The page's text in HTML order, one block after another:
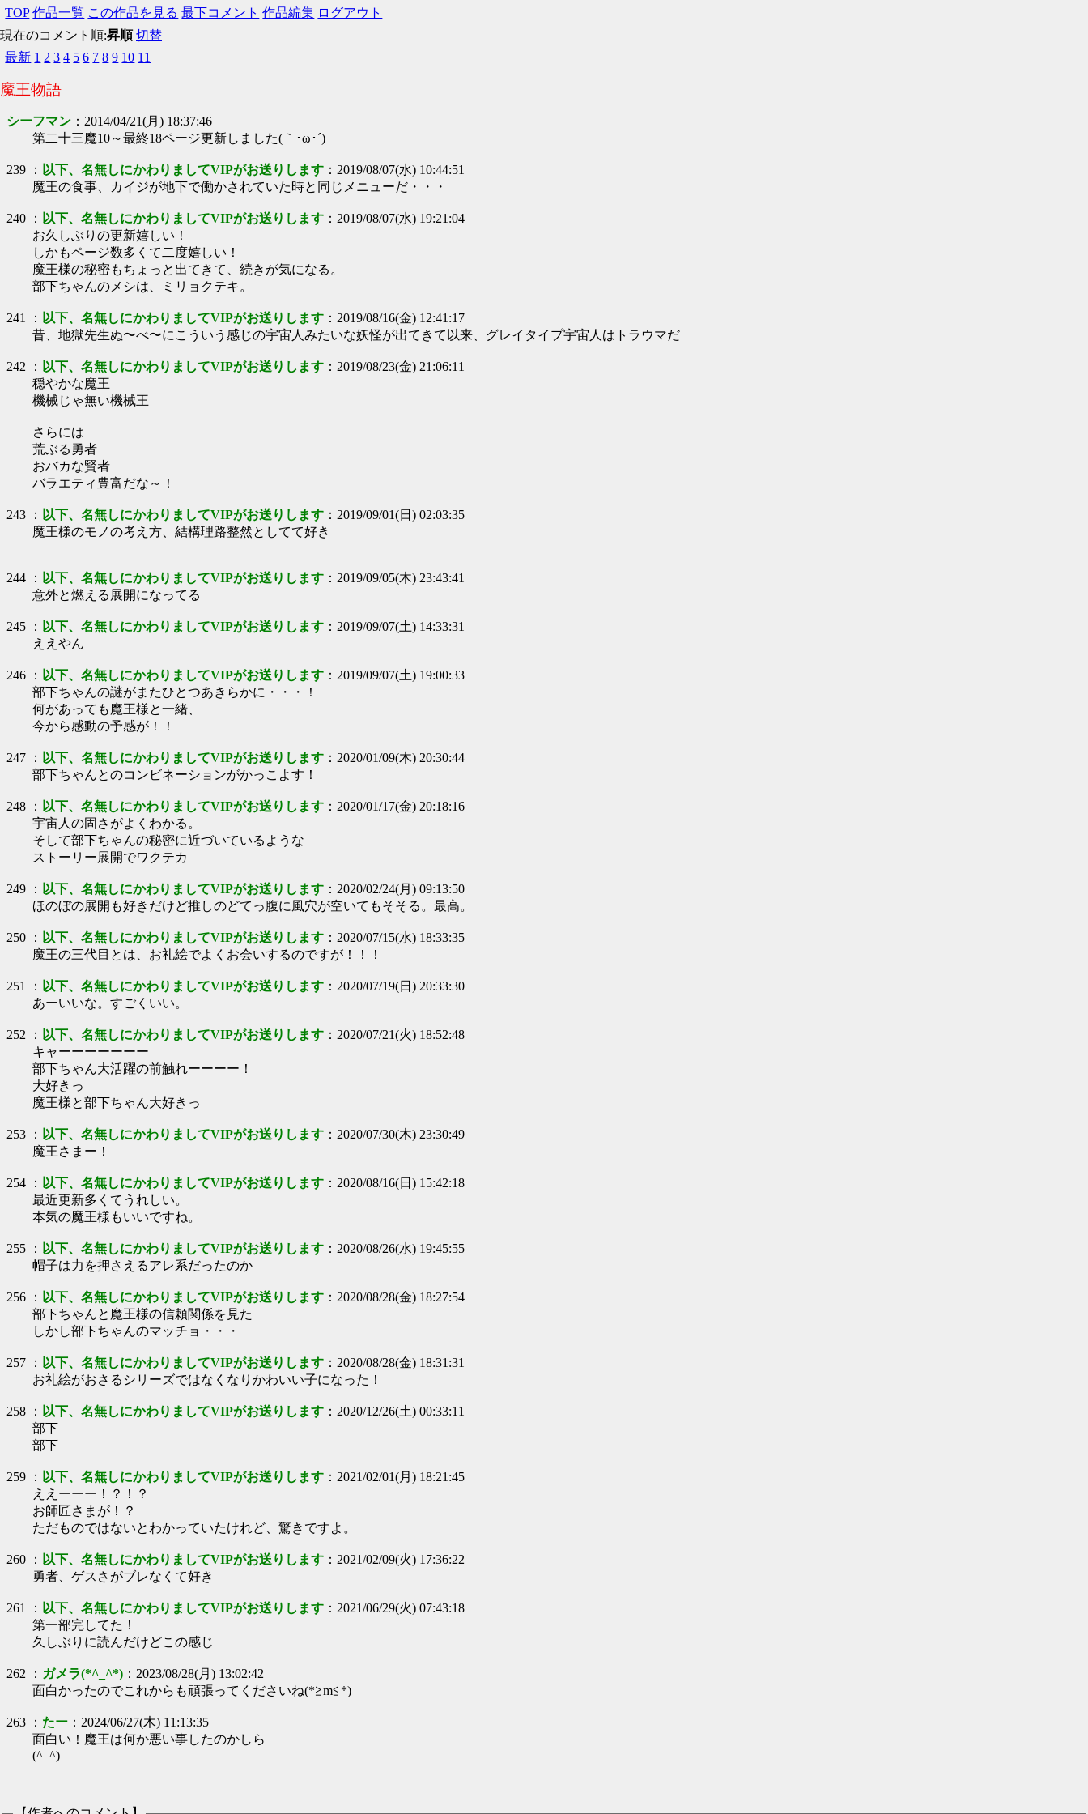
TOP 作品一覧 この作品を見る 最下コメント 作品編集 ログアウト
現在のコメント順:昇順 切替
最新 1 2 3 4 5 6 7 8 9 10 11
魔王物語
シーフマン ： 2014/04/21(月) 18:37:46
第二十三魔10～最終18ページ更新しました(｀･ω･´)ゞ
239 ： 以下、名無しにかわりましてVIPがお送りします ： 2019/08/07(水) 10:44:51
魔王の食事、カイジが地下で働かされていた時と同じメニューだ・・・
240 ： 以下、名無しにかわりましてVIPがお送りします ： 2019/08/07(水) 19:21:04
お久しぶりの更新嬉しい！
しかもページ数多くて二度嬉しい！
魔王様の秘密もちょっと出てきて、続きが気になる。
部下ちゃんのメシは、ミリョクテキ。
241 ： 以下、名無しにかわりましてVIPがお送りします ： 2019/08/16(金) 12:41:17
昔、地獄先生ぬ〜べ〜にこういう感じの宇宙人みたいな妖怪が出てきて以来、グレイタイプ宇宙人はトラウマだ
242 ： 以下、名無しにかわりましてVIPがお送りします ： 2019/08/23(金) 21:06:11
穏やかな魔王
機械じゃ無い機械王
さらには
荒ぶる勇者
おバカな賢者
バラエティ豊富だな～！
243 ： 以下、名無しにかわりましてVIPがお送りします ： 2019/09/01(日) 02:03:35
魔王様のモノの考え方、結構理路整然としてて好き
244 ： 以下、名無しにかわりましてVIPがお送りします ： 2019/09/05(木) 23:43:41
意外と燃える展開になってる
245 ： 以下、名無しにかわりましてVIPがお送りします ： 2019/09/07(土) 14:33:31
ええやん
246 ： 以下、名無しにかわりましてVIPがお送りします ： 2019/09/07(土) 19:00:33
部下ちゃんの謎がまたひとつあきらかに・・・！
何があっても魔王様と一緒、
今から感動の予感が！！
247 ： 以下、名無しにかわりましてVIPがお送りします ： 2020/01/09(木) 20:30:44
部下ちゃんとのコンビネーションがかっこよす！
248 ： 以下、名無しにかわりましてVIPがお送りします ： 2020/01/17(金) 20:18:16
宇宙人の固さがよくわかる。
そして部下ちゃんの秘密に近づいているような
ストーリー展開でワクテカ
249 ： 以下、名無しにかわりましてVIPがお送りします ： 2020/02/24(月) 09:13:50
ほのぼの展開も好きだけど推しのどてっ腹に風穴が空いてもそそる。最高。
250 ： 以下、名無しにかわりましてVIPがお送りします ： 2020/07/15(水) 18:33:35
魔王の三代目とは、お礼絵でよくお会いするのですが！！！
251 ： 以下、名無しにかわりましてVIPがお送りします ： 2020/07/19(日) 20:33:30
あーいいな。すごくいい。
252 ： 以下、名無しにかわりましてVIPがお送りします ： 2020/07/21(火) 18:52:48
キャーーーーーーー
部下ちゃん大活躍の前触れーーーー！
大好きっ
魔王様と部下ちゃん大好きっ
253 ： 以下、名無しにかわりましてVIPがお送りします ： 2020/07/30(木) 23:30:49
魔王さまー！
254 ： 以下、名無しにかわりましてVIPがお送りします ： 2020/08/16(日) 15:42:18
最近更新多くてうれしい。
本気の魔王様もいいですね。
255 ： 以下、名無しにかわりましてVIPがお送りします ： 2020/08/26(水) 19:45:55
帽子は力を押さえるアレ系だったのか
256 ： 以下、名無しにかわりましてVIPがお送りします ： 2020/08/28(金) 18:27:54
部下ちゃんと魔王様の信頼関係を見た
しかし部下ちゃんのマッチョ・・・
257 ： 以下、名無しにかわりましてVIPがお送りします ： 2020/08/28(金) 18:31:31
お礼絵がおさるシリーズではなくなりかわいい子になった！
258 ： 以下、名無しにかわりましてVIPがお送りします ： 2020/12/26(土) 00:33:11
部下
部下
259 ： 以下、名無しにかわりましてVIPがお送りします ： 2021/02/01(月) 18:21:45
ええーーー！？！？
お師匠さまが！？
ただものではないとわかっていたけれど、驚きですよ。
260 ： 以下、名無しにかわりましてVIPがお送りします ： 2021/02/09(火) 17:36:22
勇者、ゲスさがブレなくて好き
261 ： 以下、名無しにかわりましてVIPがお送りします ： 2021/06/29(火) 07:43:18
第一部完してた！
久しぶりに読んだけどこの感じ
262 ： ガメラ(*^_^*) ： 2023/08/28(月) 13:02:42
面白かったのでこれからも頑張ってくださいね(*≧m≦*)
263 ： たー ： 2024/06/27(木) 11:13:35
面白い！魔王は何か悪い事したのかしら
(^_^)